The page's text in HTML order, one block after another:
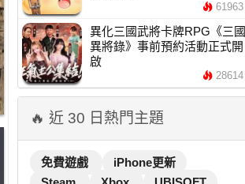
61963
異化三國武將卡牌RPG《三國
異將錄》事前預約活動正式開
啟
28614
🔥 近 30 日熱門主題
免費遊戲
iPhone更新